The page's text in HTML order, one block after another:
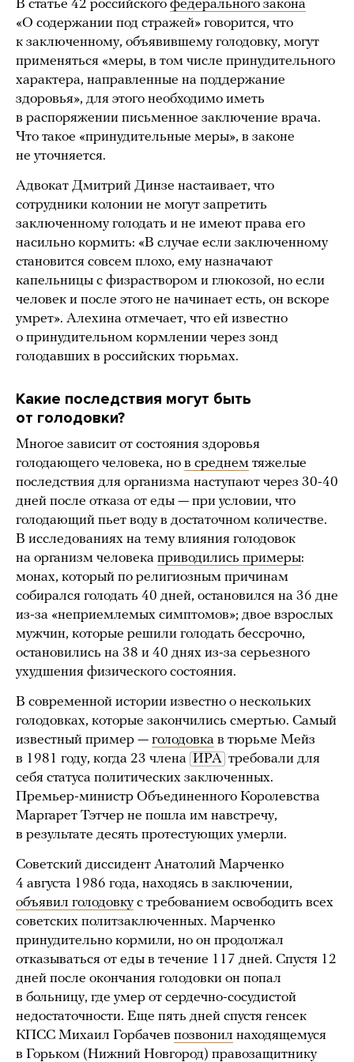
В статье 42 российского федерального закона
«О содержании под стражей» говорится, что
к заключенному, объявившему голодовку, могут
применяться «меры, в том числе принудительного
характера, направленные на поддержание
здоровья», для этого необходимо иметь
в распоряжении письменное заключение врача.
Что такое «принудительные меры», в законе
не уточняется.
Адвокат Дмитрий Динзе настаивает, что
сотрудники колонии не могут запретить
заключенному голодать и не имеют права его
насильно кормить: «В случае если заключенному
становится совсем плохо, ему назначают
капельницы с физраствором и глюкозой, но если
человек и после этого не начинает есть, он вскоре
умрет». Алехина отмечает, что ей известно
о принудительном кормлении через зонд
голодавших в российских тюрьмах.
Какие последствия могут быть
от голодовки?
Многое зависит от состояния здоровья
голодающего человека, но в среднем тяжелые
последствия для организма наступают через 30-40
дней после отказа от еды — при условии, что
голодающий пьет воду в достаточном количестве.
В исследованиях на тему влияния голодовок
на организм человека приводились примеры:
монах, который по религиозным причинам
собирался голодать 40 дней, остановился на 36 дне
из-за «неприемлемых симптомов»; двое взрослых
мужчин, которые решили голодать бессрочно,
остановились на 38 и 40 днях из-за серьезного
ухудшения физического состояния.
В современной истории известно о нескольких
голодовках, которые закончились смертью. Самый
известный пример — голодовка в тюрьме Мейз
в 1981 году, когда 23 члена ИРА требовали для
себя статуса политических заключенных.
Премьер-министр Объединенного Королевства
Маргарет Тэтчер не пошла им навстречу,
в результате десять протестующих умерли.
Советский диссидент Анатолий Марченко
4 августа 1986 года, находясь в заключении,
объявил голодовкус требованием освободить всех
советских политзаключенных. Марченко
принудительно кормили, но он продолжал
отказываться от еды в течение 117 дней. Спустя 12
дней после окончания голодовки он попал
в больницу, где умер от сердечно-сосудистой
недостаточности. Еще пять дней спустя генсек
КПСС Михаил Горбачев позвонил находящемуся
в Горьком (Нижний Новгород) правозащитнику